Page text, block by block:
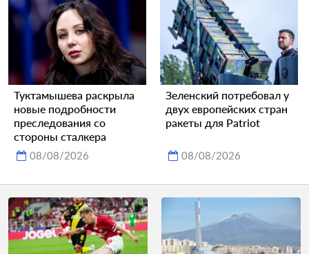
Туктамышева раскрыла
новые подробности
преследования со
стороны сталкера
08/08/2026
Зеленский потребовал у
двух европейских стран
ракеты для Patriot
08/08/2026